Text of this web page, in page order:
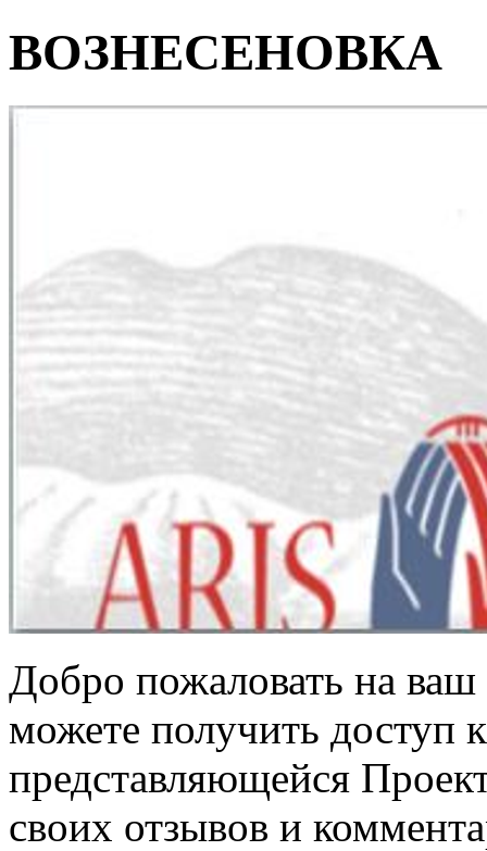
ВОЗНЕСЕНОВКА
Добро пожаловать на
можете получить доступ
представляющейся
своих отзывов и